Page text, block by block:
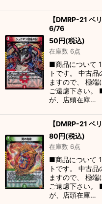
【DMRP-21 ベ
6/76
50円(税込)
在庫数 6点
■商品について
トです。 中古
ますので、 極
ご遠慮下さい。
が、店頭在庫…
【DMRP-21
80円(税込)
在庫数 6点
■商品について
トです。 中古
ますので、 極
ご遠慮下さい。
が、店頭在庫…